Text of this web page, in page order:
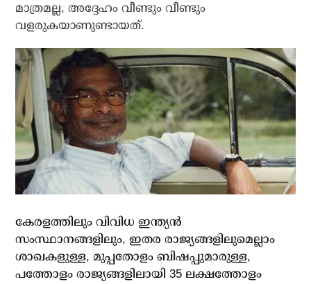
മാത്രമല്ല, അദ്ദേഹം വീണ്ടും വീണ്ടും
വളരുകയാണുണ്ടായത്.
കേരളത്തിലും വിവിധ ഇന്ത്യന്‍
സംസ്ഥാനങ്ങളിലും, ഇതര രാജ്യങ്ങളിലുമെല്ലാം
ശാഖകളുള്ള, മുപ്പതോളം ബിഷപ്പുമാരുള്ള,
പത്തോളം രാജ്യങ്ങളിലായി 35 ലക്ഷത്തോളം